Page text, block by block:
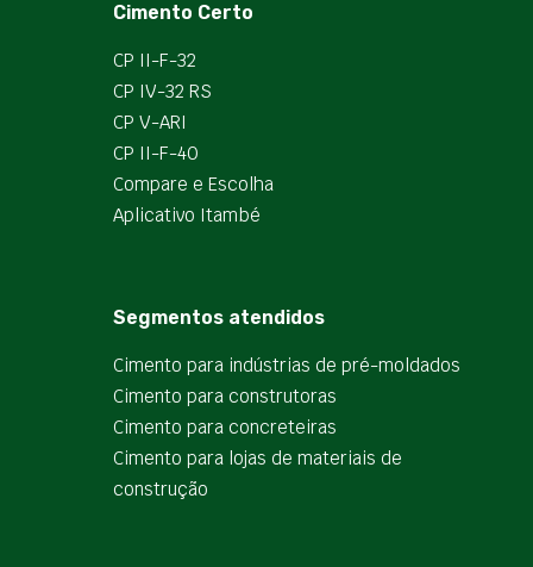
Cimento Certo
CP II-F-32
CP IV-32 RS
CP V-ARI
CP II-F-40
Compare e Escolha
Aplicativo Itambé
Segmentos atendidos
Cimento para indústrias de pré-moldados
Cimento para construtoras
Cimento para concreteiras
Cimento para lojas de materiais de
construção